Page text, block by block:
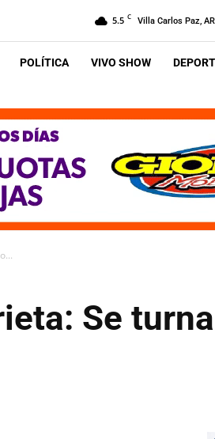
5.5 C Villa Carlos Paz, AR
POLÍTICA VIVO SHOW
Se